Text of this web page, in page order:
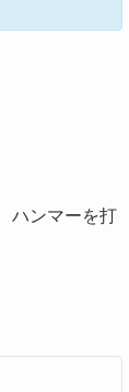
ハンマーを打